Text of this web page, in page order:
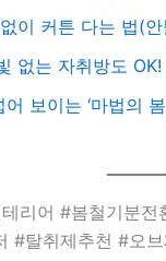
이 커튼 다는 법(
없는 자취방도
보이는 ‘마법의
리어 #봄철기분
#탈취제추천 #오